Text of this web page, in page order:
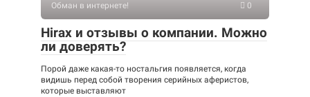
Обман в интернете! 0
Hirax и отзывы о компании. Можно
ли доверять?
Порой даже какая-то ностальгия появляется, когда
видишь перед собой творения серийных аферистов,
которые выставляют